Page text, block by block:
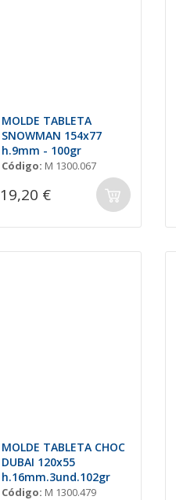
MOLDE TABLETA
SNOWMAN 154x77
h.9mm - 100gr
Código: M 1300.067
19,20 €
MOLDE TABLETA CHOC
DUBAI 120x55
h.16mm.3und.102gr
Código: M 1300.479